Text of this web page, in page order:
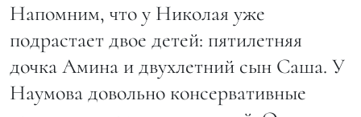
Напомним, что у Николая уже
подрастает двое детей: пятилетняя
дочка Амина и двухлетний сын Саша. У
Наумова довольно консервативные